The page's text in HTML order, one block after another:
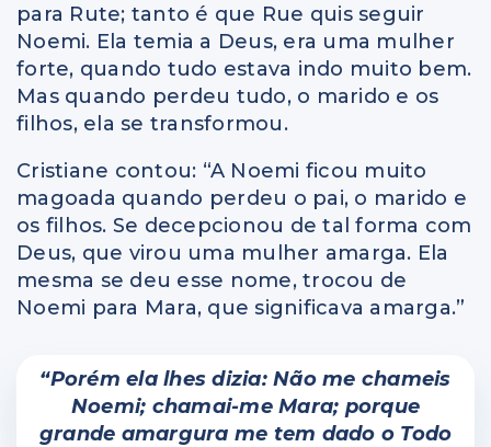
para Rute; tanto é que Rue quis seguir
Noemi. Ela temia a Deus, era uma mulher
forte, quando tudo estava indo muito bem.
Mas quando perdeu tudo, o marido e os
filhos, ela se transformou.
Cristiane contou: “A Noemi ficou muito
magoada quando perdeu o pai, o marido e
os filhos. Se decepcionou de tal forma com
Deus, que virou uma mulher amarga. Ela
mesma se deu esse nome, trocou de
Noemi para Mara, que significava amarga.”
“Porém ela lhes dizia: Não me chameis
Noemi; chamai-me Mara; porque
grande amargura me tem dado o Todo